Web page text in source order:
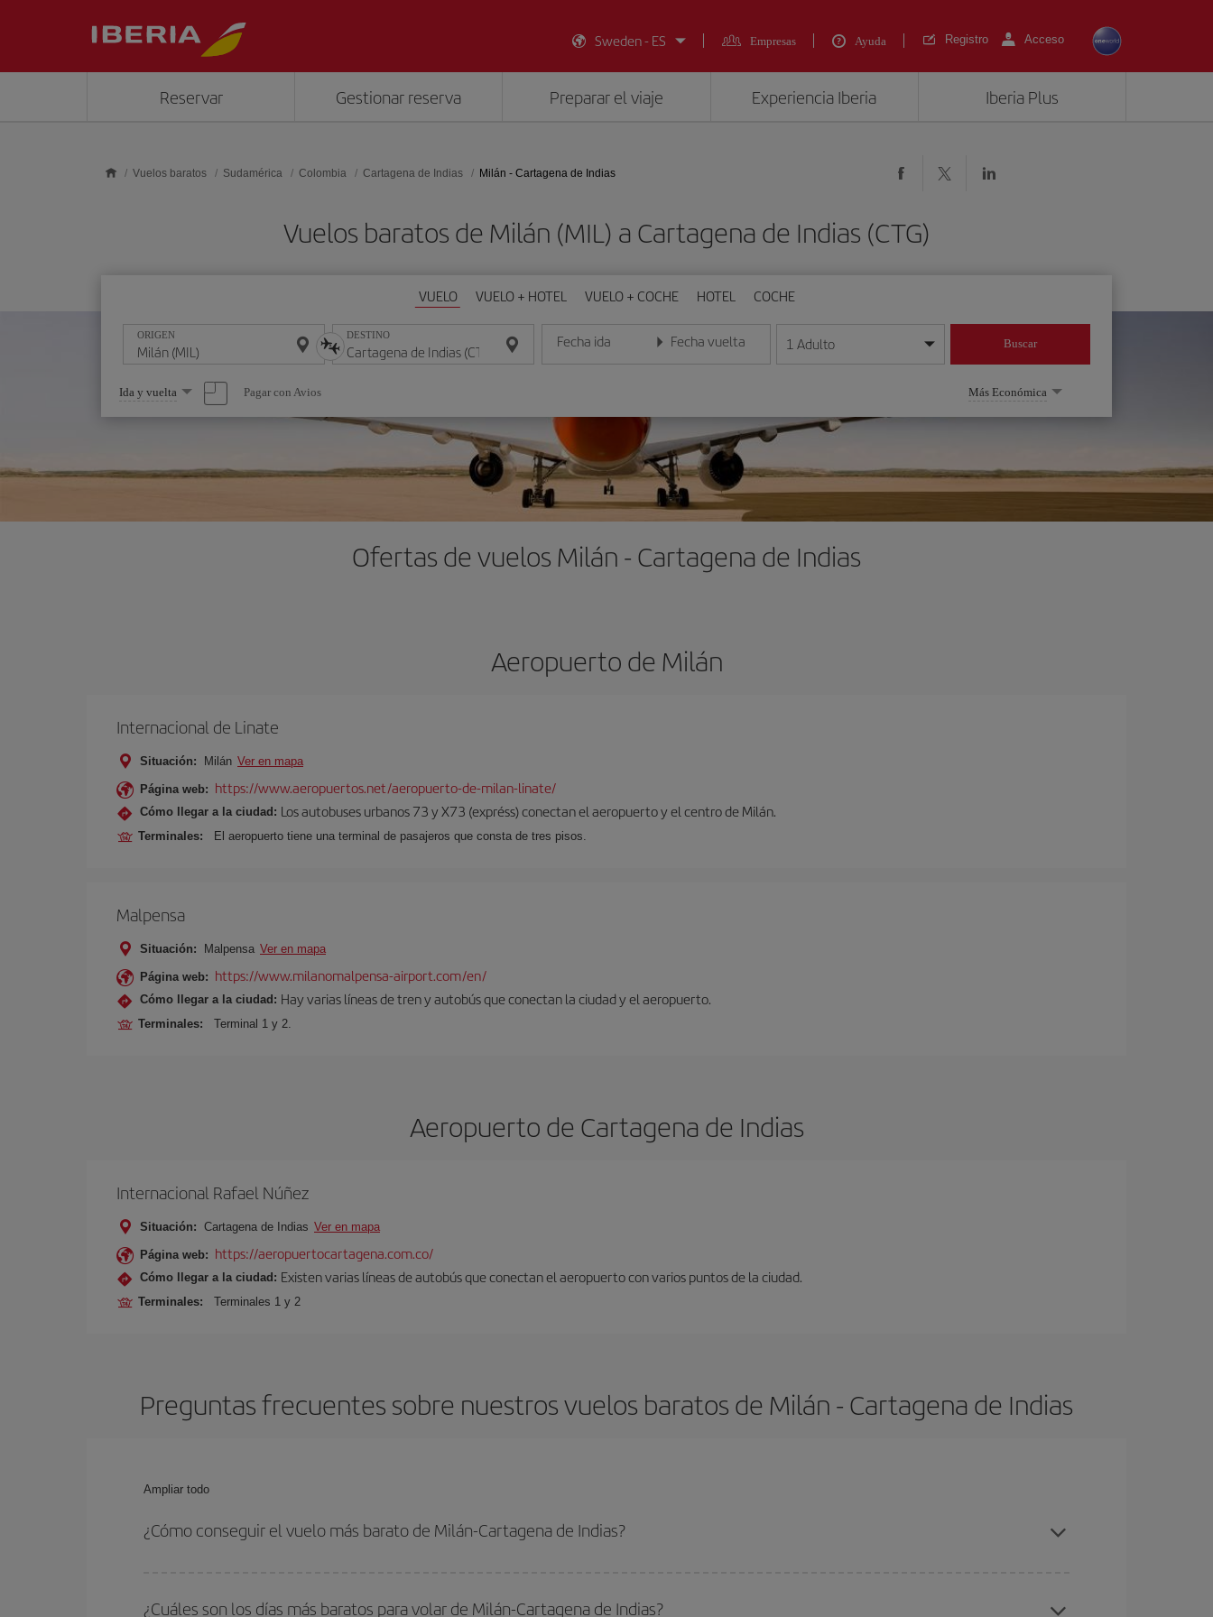
Sweden - ES
Empresas Ayuda Registro Acceso
Reservar Gestionar reserva Preparar el viaje Experiencia Iberia Iberia Plus
Vuelos baratos Sudamérica Colombia Cartagena de Indias Milán - Cartagena de Indias
Vuelos baratos de Milán (MIL) a Cartagena de Indias (CTG)
VUELO VUELO + HOTEL VUELO + COCHE HOTEL COCHE
ORIGEN DESTINO Fecha ida
Introduce la fecha en formato día/mes/año
Fecha vuelta
Introduce la fecha en formato día/mes/año
1 Adulto Buscar
Seleccione
una
opción
Ida y vuelta Pagar con Avios Más Económica
Ofertas de vuelos Milán - Cartagena de Indias
Aeropuerto de Milán
Internacional de Linate
Situación: Milán Ver en mapa
Página web: https://www.aeropuertos.net/aeropuerto-de-milan-linate/
Cómo llegar a la ciudad: Los autobuses urbanos 73 y X73 (expréss) conectan el aeropuerto y el centro de Milán.
Terminales: El aeropuerto tiene una terminal de pasajeros que consta de tres pisos.
Malpensa
Situación: Malpensa Ver en mapa
Página web: https://www.milanomalpensa-airport.com/en/
Cómo llegar a la ciudad: Hay varias líneas de tren y autobús que conectan la ciudad y el aeropuerto.
Terminales: Terminal 1 y 2.
Aeropuerto de Cartagena de Indias
Internacional Rafael Núñez
Situación: Cartagena de Indias Ver en mapa
Página web: https://aeropuertocartagena.com.co/
Cómo llegar a la ciudad: Existen varias líneas de autobús que conectan el aeropuerto con varios puntos de la ciudad.
Terminales: Terminales 1 y 2
Preguntas frecuentes sobre nuestros vuelos baratos de Milán - Cartagena de Indias
Ampliar todo
¿Cómo conseguir el vuelo más barato de Milán-Cartagena de Indias?
flexible con las fechas y horarios de ida y vuelta.
¿Cuáles son los días más baratos para volar de Milán-Cartagena de Indias?